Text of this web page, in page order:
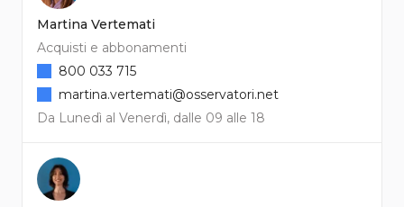
Martina Vertemati
Acquisti e abbonamenti
Da Lunedì al Venerdì, dalle 09 alle 18
800 033 715
martina.vertemati@osservatori.net